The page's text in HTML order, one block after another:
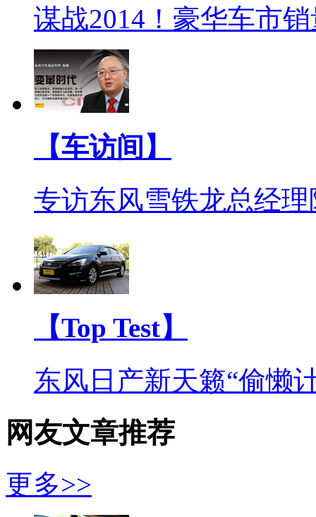
谋战2014！豪华车市
【车访间】
专访东风雪铁龙总经
【Top Test】
东风日产新天籁“偷懒
网友文章推荐
更多>>